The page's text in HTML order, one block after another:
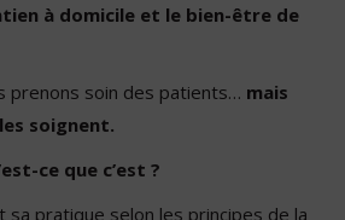
à domicile et le bien-être de
prenons soin des patients… mais
soignent.
ce que c’est ?
sa pratique selon les principes de la